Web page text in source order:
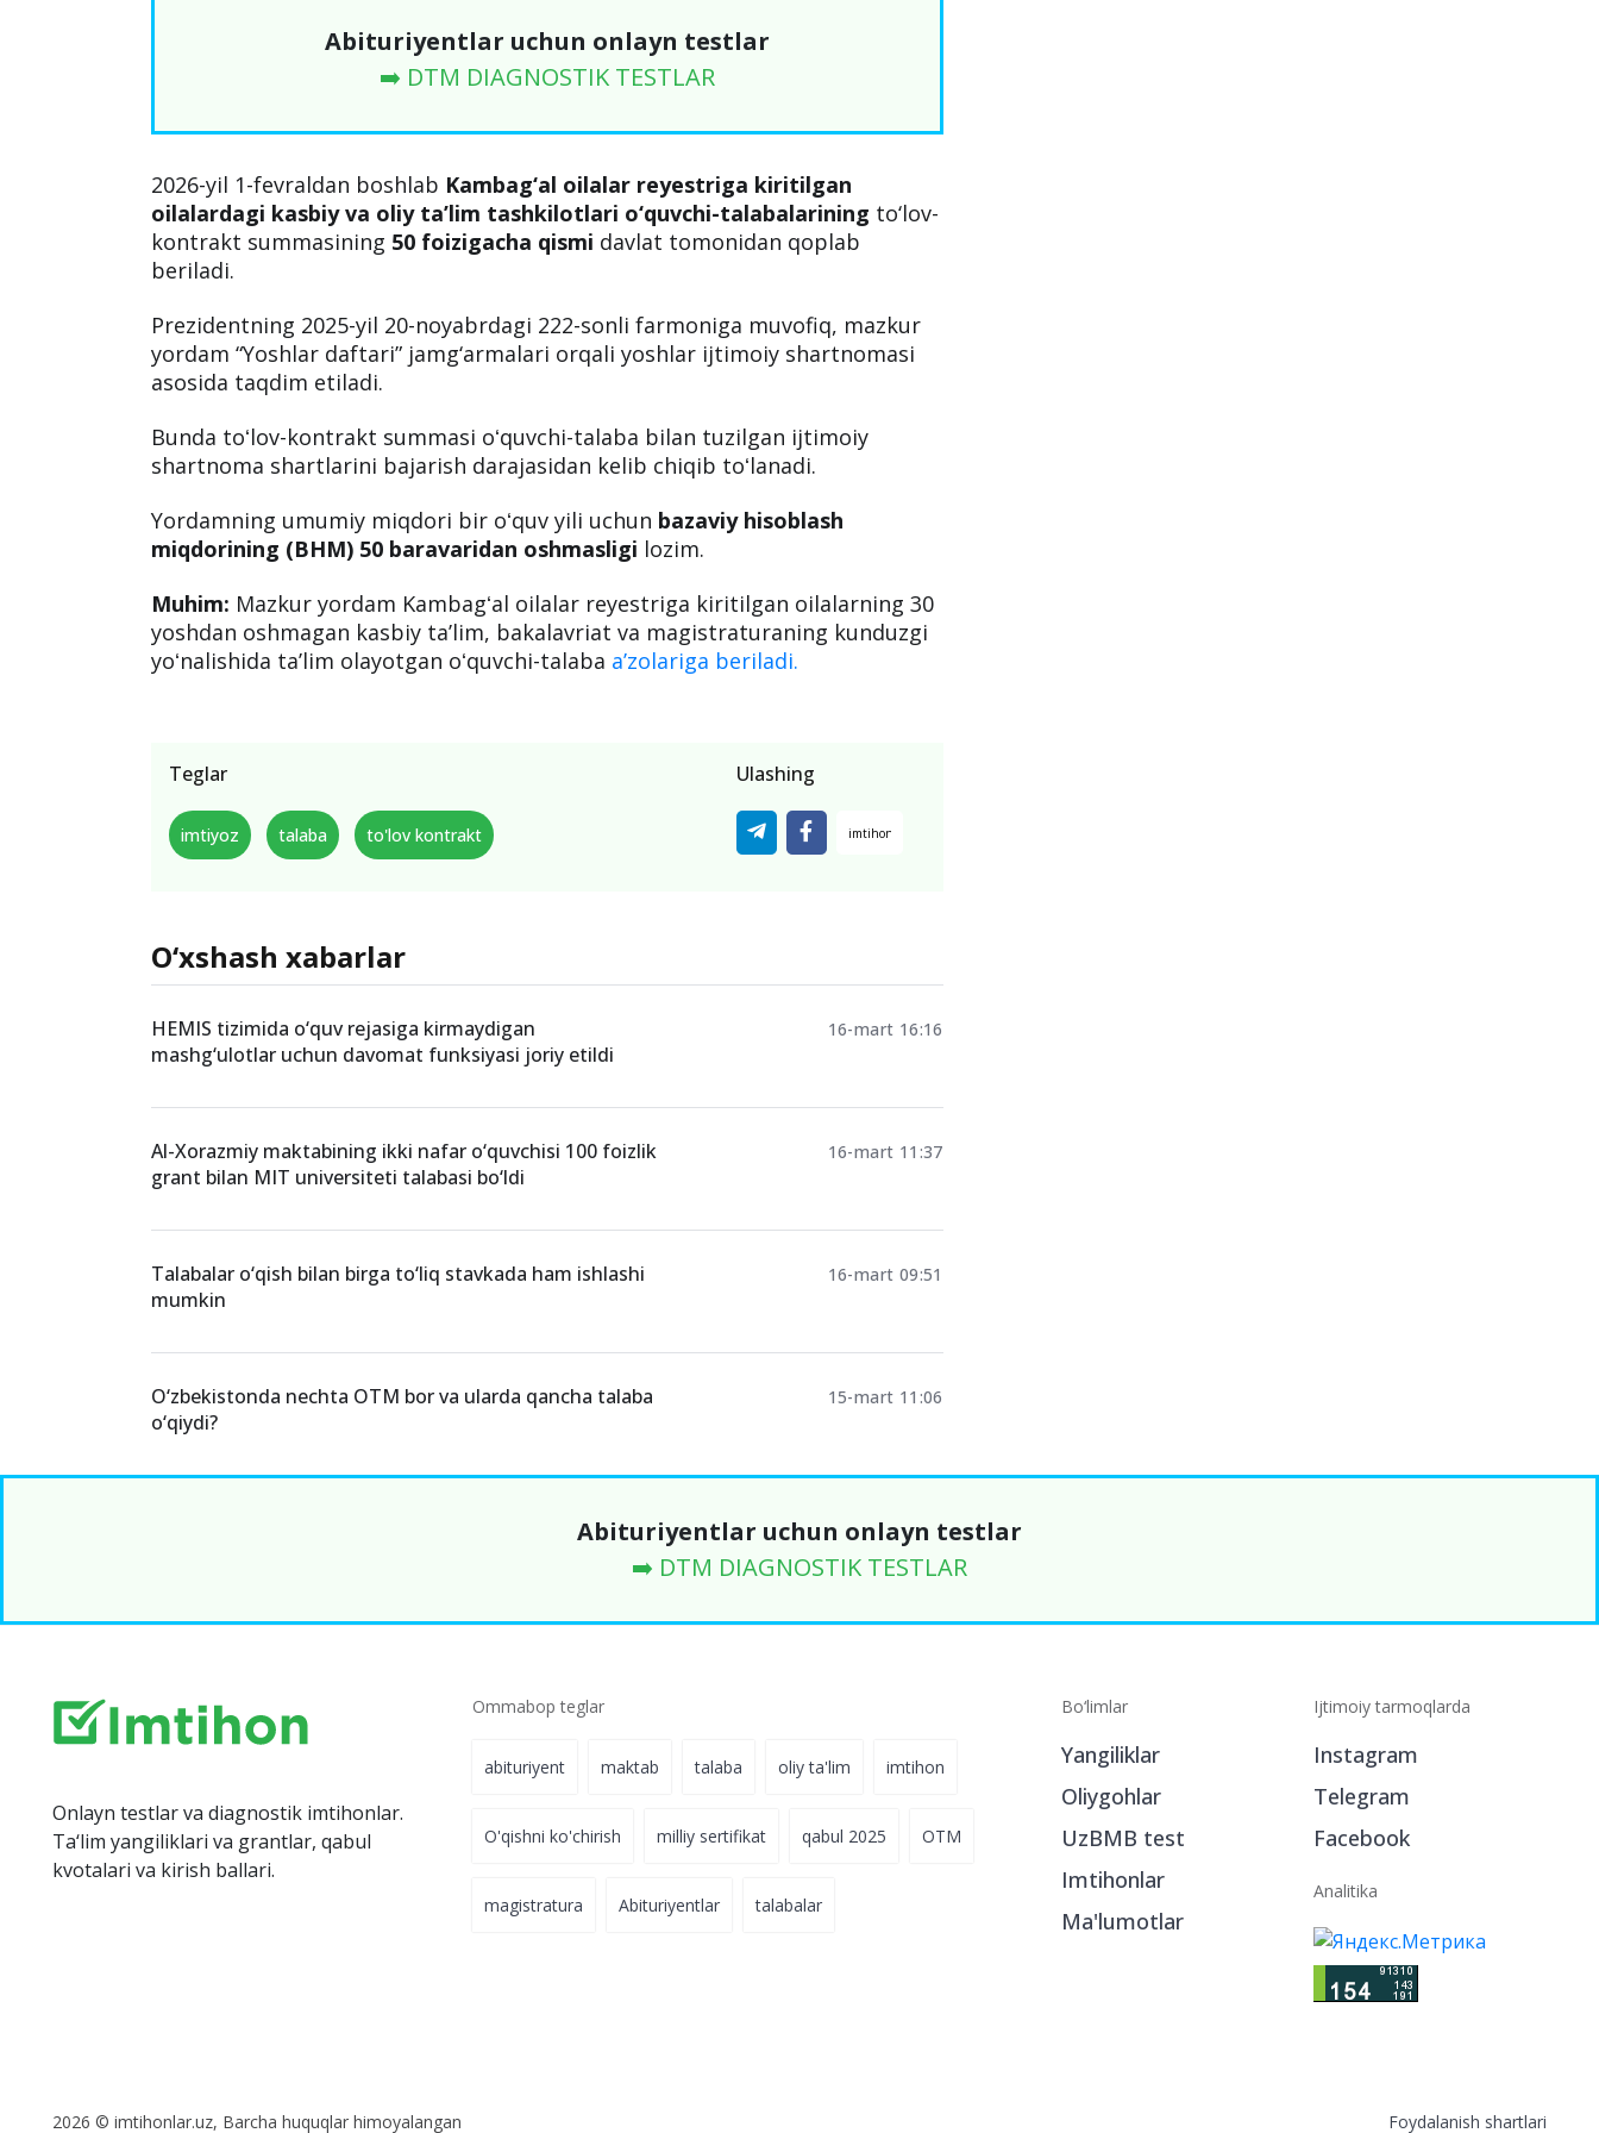
Abituriyentlar uchun onlayn testlar
➡️ DTM DIAGNOSTIK TESTLAR
2026-yil 1-fevraldan boshlab Kambag‘al oilalar reyestriga kiritilgan
oilalardagi kasbiy va oliy ta’lim tashkilotlari o‘quvchi-talabalarining to‘lov-
kontrakt summasining 50 foizigacha qismi davlat tomonidan qoplab
beriladi.
Prezidentning 2025-yil 20-noyabrdagi 222-sonli farmoniga muvofiq, mazkur
yordam “Yoshlar daftari” jamg‘armalari orqali yoshlar ijtimoiy shartnomasi
asosida taqdim etiladi.
Bunda toʻlov-kontrakt summasi oʻquvchi-talaba bilan tuzilgan ijtimoiy
shartnoma shartlarini bajarish darajasidan kelib chiqib toʻlanadi.
Yordamning umumiy miqdori bir oʻquv yili uchun bazaviy hisoblash
miqdorining (BHM) 50 baravaridan oshmasligi lozim.
Muhim: Mazkur yordam Kambagʻal oilalar reyestriga kiritilgan oilalarning 30
yoshdan oshmagan kasbiy taʼlim, bakalavriat va magistraturaning kunduzgi
yoʻnalishida taʼlim olayotgan oʻquvchi-talaba aʼzolariga beriladi.
Teglar
imtiyoz talaba to'lov kontrakt
Ulashing
O‘xshash xabarlar
HEMIS tizimida o‘quv rejasiga kirmaydigan
mashg‘ulotlar uchun davomat funksiyasi joriy etildi
16-mart 16:16
Al-Xorazmiy maktabining ikki nafar o‘quvchisi 100 foizlik
grant bilan MIT universiteti talabasi bo‘ldi
16-mart 11:37
Talabalar o‘qish bilan birga to‘liq stavkada ham ishlashi
mumkin
16-mart 09:51
O‘zbekistonda nechta OTM bor va ularda qancha talaba
o‘qiydi?
15-mart 11:06
Abituriyentlar uchun onlayn testlar
➡️ DTM DIAGNOSTIK TESTLAR
Onlayn testlar va diagnostik imtihonlar.
Ta‘lim yangiliklari va grantlar, qabul
kvotalari va kirish ballari.
Ommabop teglar
abituriyent maktab talaba oliy ta'lim imtihon
O'qishni ko'chirish milliy sertifikat qabul 2025 OTM
magistratura Abituriyentlar talabalar
Bo‘limlar
Yangiliklar
Oliygohlar
UzBMB test
Imtihonlar
Ma'lumotlar
Ijtimoiy tarmoqlarda
Instagram
Telegram
Facebook
Analitika
2026 © imtihonlar.uz, Barcha huquqlar himoyalangan Foydalanish shartlari